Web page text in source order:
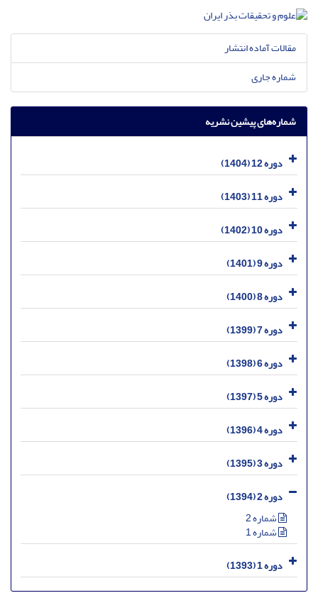
مقالات آماده انتشار
شماره جاری
شماره‌های پیشین نشریه
دوره 12 (1404)
دوره 11 (1403)
دوره 10 (1402)
دوره 9 (1401)
دوره 8 (1400)
دوره 7 (1399)
دوره 6 (1398)
دوره 5 (1397)
دوره 4 (1396)
دوره 3 (1395)
دوره 2 (1394)
شماره 2
شماره 1
دوره 1 (1393)